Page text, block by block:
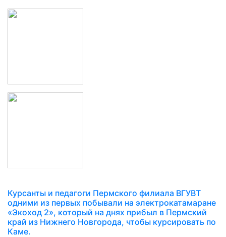
Курсанты и педагоги Пермского филиала ВГУВТ
одними из первых побывали на электрокатамаране
«Экоход 2», который на днях прибыл в Пермский
край из Нижнего Новгорода, чтобы курсировать по
Каме.